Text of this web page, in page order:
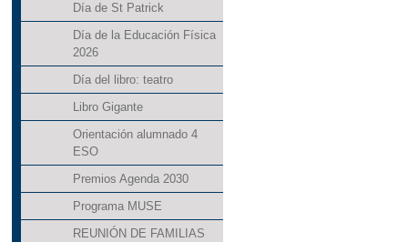
Día de St Patrick
Día de la Educación Física
2026
Día del libro: teatro
Libro Gigante
Orientación alumnado 4
ESO
Premios Agenda 2030
Programa MUSE
REUNIÓN DE FAMILIAS